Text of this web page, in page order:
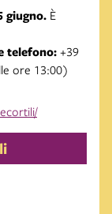
giugno. È
telefono: +39
ore 13:00)